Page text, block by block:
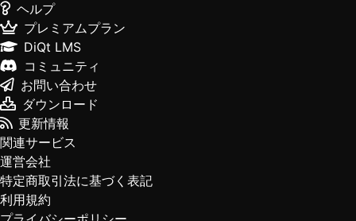
ヘルプ
プレミアムプラン
DiQt LMS
コミュニティ
お問い合わせ
ダウンロード
更新情報
関連サービス
運営会社
特定商取引法に基づく表記
利用規約